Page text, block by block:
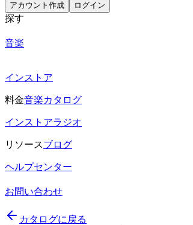
アカウント作成 ログイン
探す
音楽
インストア
料金音楽カタログ
インストアラジオ
リソースブログ
ヘルプセンター
お問い合わせ
カタログに戻る